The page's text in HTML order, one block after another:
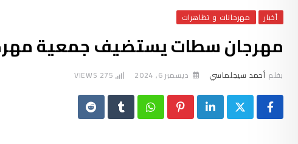
أخبار مهرجانات و تظاهرات
مهرجان سطات يستضيف جمعية
بقلم أحمد سيجلماسي ديسمبر 6, 2024 275
LinkedIn
Pinterest
Whatsapp
Tumblr
Reddit